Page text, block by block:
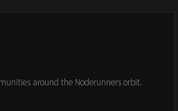
around the Noderunners orbit.